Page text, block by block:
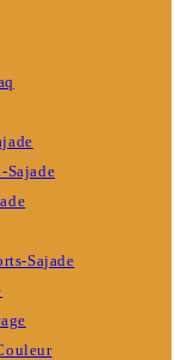
Sajade
Sajade